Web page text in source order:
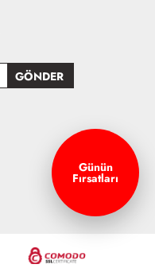
Günün
Fırsatları